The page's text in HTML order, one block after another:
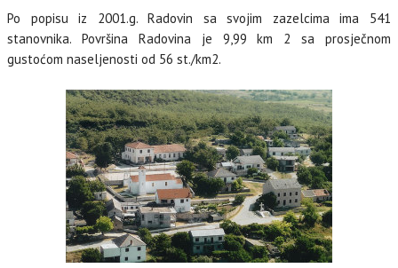
Po popisu iz 2001.g. Radovin sa svojim zazelcima ima 541
stanovnika. Površina Radovina je 9,99 km 2 sa prosječnom
gustoćom naseljenosti od 56 st./km2.